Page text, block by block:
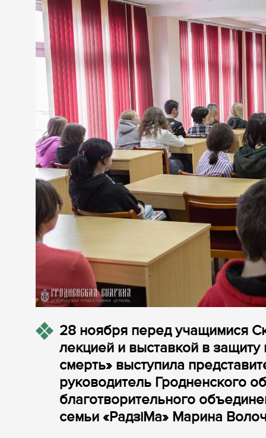
28 ноября перед учащимися
лекцией и выставкой в
смерть» выступила
руководитель Гродненского
благотворительного
семьи «РадзiМа» Марина